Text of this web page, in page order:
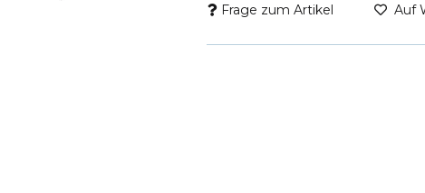
Frage zum Artikel Auf